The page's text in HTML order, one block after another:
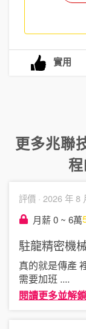
實用
更多兆聯
評價 · 2026 年 8
月薪 0 ~ 6萬
駐龍精密機
真的就是傳產
需要加班 ....
閱讀更多並解鎖